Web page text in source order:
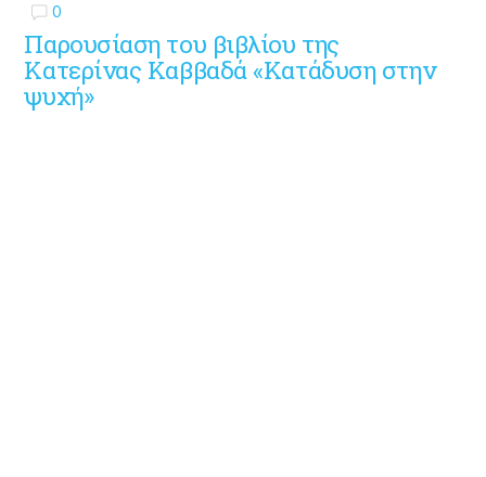
0
Παρουσίαση του βιβλίου της
Κατερίνας Καββαδά «Κατάδυση στην
ψυχή»